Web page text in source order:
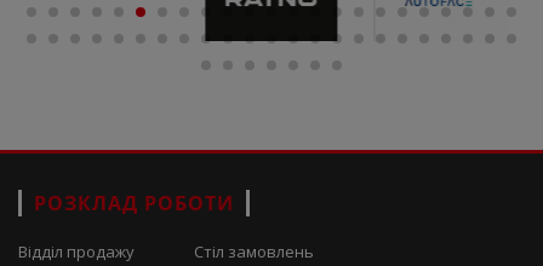
РОЗКЛАД РОБОТИ
Відділ продажу Стіл замовлень